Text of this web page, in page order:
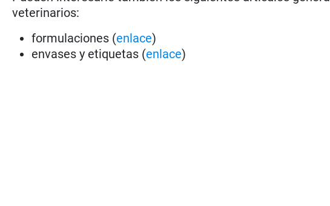
veterinarios:
formulaciones (enlace)
envases y etiquetas (enlace)